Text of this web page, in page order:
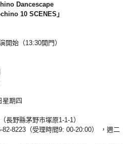
Dancescape
10 SCENES」
開始（13:30開門）
星期四
長野縣茅野市塚原1-1-1）
8223（受理時間9: 00-20:00） ，週二